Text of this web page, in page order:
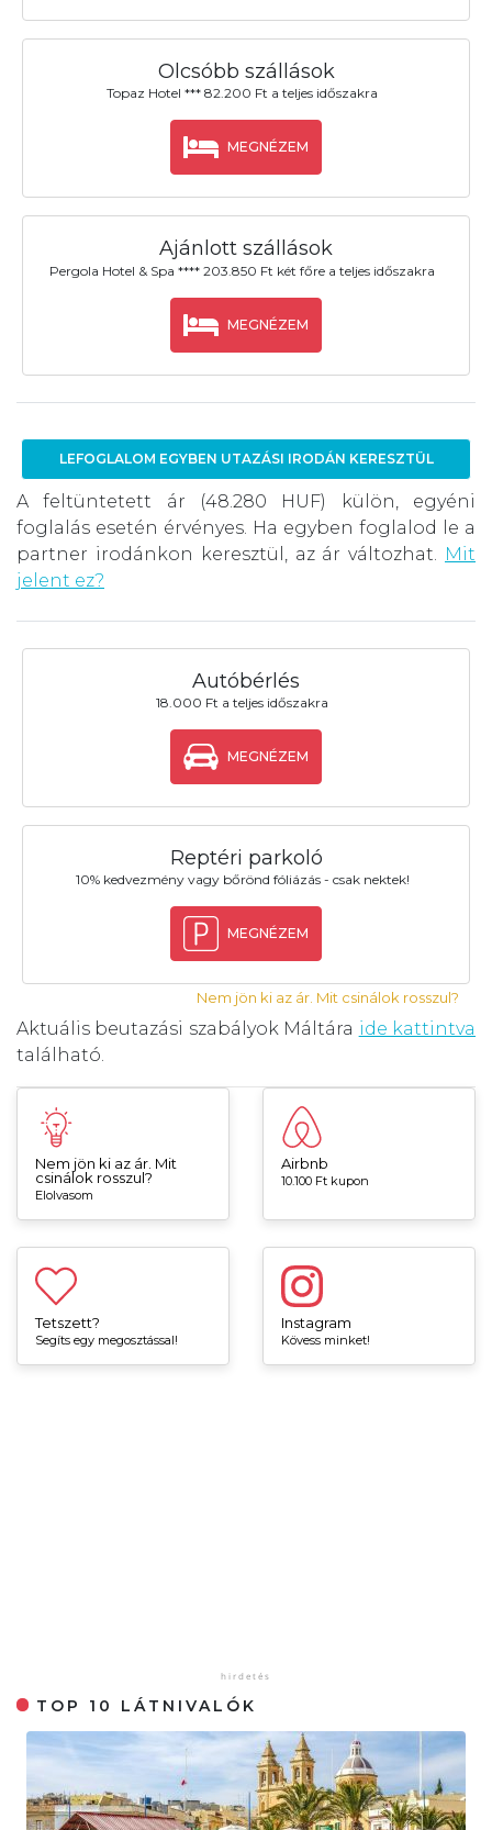
Olcsóbb szállások
Topaz Hotel *** 82.200 Ft a teljes időszakra
MEGNÉZEM
Ajánlott szállások
Pergola Hotel & Spa **** 203.850 Ft két főre a teljes időszakra
MEGNÉZEM
LEFOGLALOM EGYBEN UTAZÁSI IRODÁN KERESZTÜL
A feltüntetett ár (48.280 HUF) külön, egyéni
foglalás esetén érvényes. Ha egyben foglalod le a
partner irodánkon keresztül, az ár változhat.
Mit
jelent ez?
Autóbérlés
18.000 Ft a teljes időszakra
MEGNÉZEM
Reptéri parkoló
10% kedvezmény vagy bőrönd fóliázás - csak nektek!
MEGNÉZEM
Nem jön ki az ár. Mit csinálok rosszul?
Aktuális beutazási szabályok Máltára ide kattintva
található.
Nem jön ki az ár. Mit
csinálok rosszul?
Elolvasom
Airbnb
10.100 Ft kupon
Tetszett?
Segíts egy megosztással!
Instagram
Kövess minket!
TOP 10 LÁTNIVALÓK